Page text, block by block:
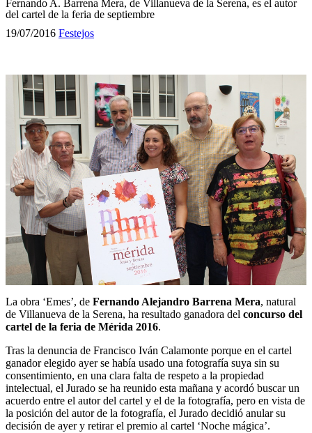
Fernando A. Barrena Mera, de Villanueva de la Serena, es el autor
del cartel de la feria de septiembre
19/07/2016 Festejos
La obra ‘Emes’, de Fernando Alejandro Barrena Mera, natural
de Villanueva de la Serena, ha resultado ganadora del concurso del
cartel de la feria de Mérida 2016.
Tras la denuncia de Francisco Iván Calamonte porque en el cartel
ganador elegido ayer se había usado una fotografía suya sin su
consentimiento, en una clara falta de respeto a la propiedad
intelectual, el Jurado se ha reunido esta mañana y acordó buscar un
acuerdo entre el autor del cartel y el de la fotografía, pero en vista de
la posición del autor de la fotografía, el Jurado decidió anular su
decisión de ayer y retirar el premio al cartel ‘Noche mágica’.